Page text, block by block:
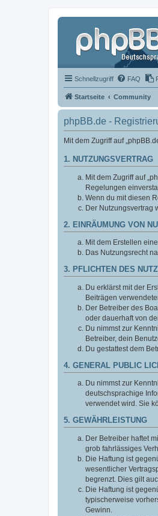
Schnellzugriff FAQ
Startseite Community
phpBB.de -
Mit dem Zugriff auf
1. NUTZUNGSVERTRAG
Mit dem Zugriff auf
Regelungen
Wenn du mit diesen
Der Nutzungsvertrag
2. EINRÄUMUNG VON
Mit dem Erstellen
Das Nutzungsrecht
3. PFLICHTEN DES
Du erklärst mit der
Beiträgen
Der Betreiber des
oder dauerhaft von
Du nimmst zur
Betreiber, dein
Du gestattest dem
4. GENERAL PUBLIC
Du nimmst zur
deutschsprachige
verwendet wird. Sie
5. GEWÄHRLEISTUNG
Der Betreiber haftet
grob fahrlässiges
Die Haftung ist
wesentlicher
begrenzt. Dies gilt
Die Haftung ist
typischerweise
Gewinn.